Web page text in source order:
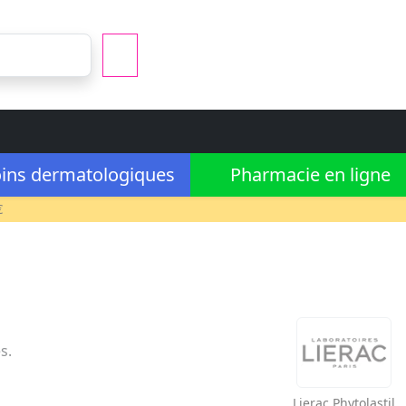
dermatologiques Pharmacie en ligne